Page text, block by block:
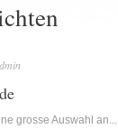
grosse Auswahl an...